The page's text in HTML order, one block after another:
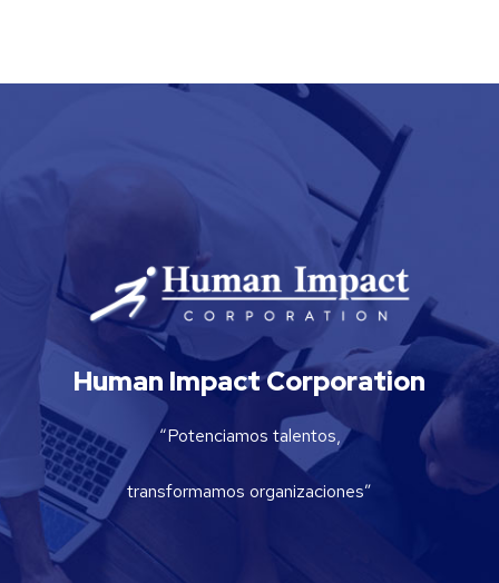
Human Impact Corporation
“Potenciamos talentos,
transformamos organizaciones”